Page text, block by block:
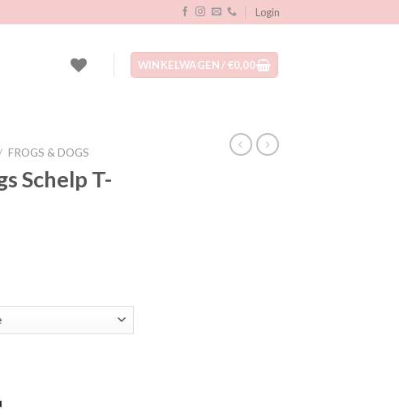
Login
WINKELWAGEN /€0,00
/ FROGS & DOGS
Schelp T-